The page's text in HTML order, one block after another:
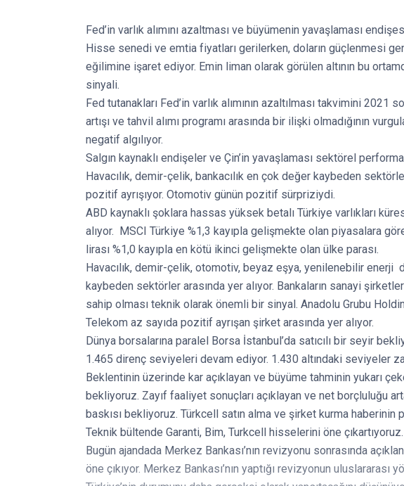
Fed’in varlık alımını azaltması ve büyümenin yavaşlaması
Hisse senedi ve emtia fiyatları gerilerken, doların güçlenmesi
eğilimine işaret ediyor. Emin liman olarak görülen altının bu
sinyali.
Fed tutanakları Fed’in varlık alımının azaltılması takvimini 2021
artışı ve tahvil alımı programı arasında bir ilişki olmadığının
negatif algılıyor.
Salgın kaynaklı endişeler ve Çin’in yavaşlaması sektörel
Havacılık, demir-çelik, bankacılık en çok değer kaybeden
pozitif ayrışıyor. Otomotiv günün pozitif sürpriziydi.
ABD kaynaklı şoklara hassas yüksek betalı Türkiye varlıkları
alıyor. MSCI Türkiye %1,3 kayıpla gelişmekte olan piyasalara
lirası %1,0 kayıpla en kötü ikinci gelişmekte olan ülke parası.
Havacılık, demir-çelik, otomotiv, beyaz eşya, yenilenebilir enerji
kaybeden sektörler arasında yer alıyor. Bankaların sanayi
sahip olması teknik olarak önemli bir sinyal. Anadolu Grubu
Telekom az sayıda pozitif ayrışan şirket arasında yer alıyor.
Dünya borsalarına paralel Borsa İstanbul’da satıcılı bir seyir
1.465 direnç seviyeleri devam ediyor. 1.430 altındaki seviyeler
Beklentinin üzerinde kar açıklayan ve büyüme tahminin yukarı
bekliyoruz. Zayıf faaliyet sonuçları açıklayan ve net borçluluğu
baskısı bekliyoruz. Türkcell satın alma ve şirket kurma haberinin
Teknik bültende Garanti, Bim, Turkcell hisselerini öne çıkartıyoruz.
Bugün ajandada Merkez Bankası’nın revizyonu sonrasında
öne çıkıyor. Merkez Bankası’nın yaptığı revizyonun uluslararası